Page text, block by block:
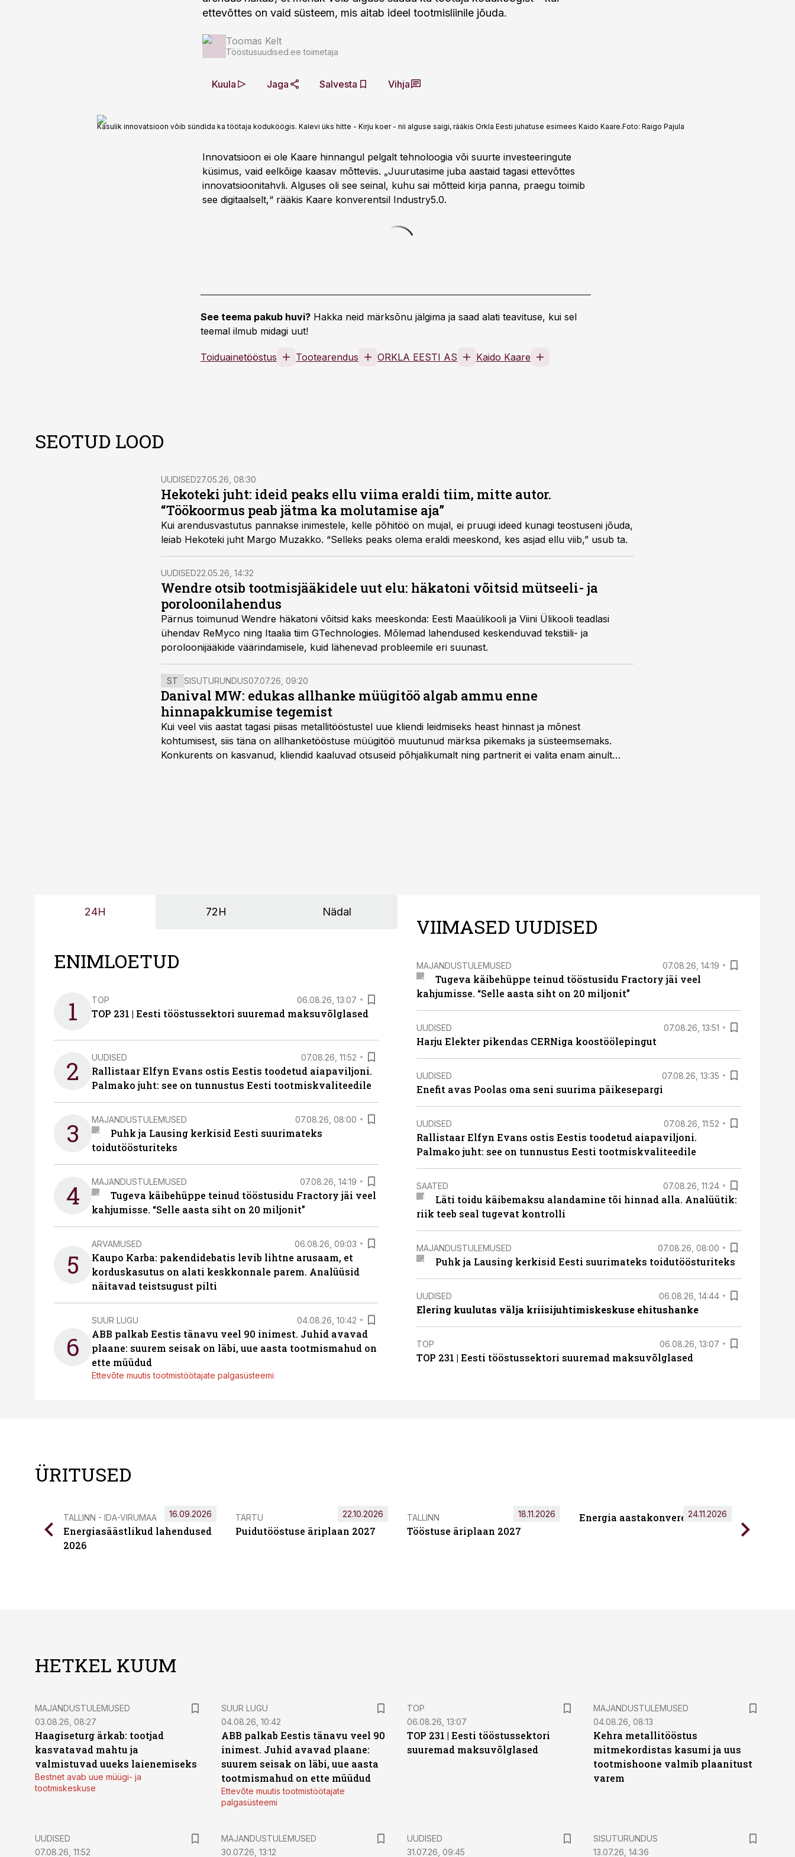
ettevõttes on vaid süsteem, mis aitab ideel tootmisliinile jõuda.
Toomas Kelt
Tööstusuudised.ee toimetaja
Kuula Jaga Salvesta Vihja
Kasulik innovatsioon võib sündida ka töötaja koduköögis. Kalevi üks hitte - Kirju koer - nii alguse saigi, rääkis Orkla Eesti juhatuse esimees Kaido Kaare.Foto: Raigo Pajula
Innovatsioon ei ole Kaare hinnangul pelgalt tehnoloogia või suurte investeeringute
küsimus, vaid eelkõige kaasav mõtteviis. „Juurutasime juba aastaid tagasi ettevõttes
innovatsioonitahvli. Alguses oli see seinal, kuhu sai mõtteid kirja panna, praegu toimib
see digitaalselt,“ rääkis Kaare konverentsil Industry5.0.
See teema pakub huvi? Hakka neid märksõnu jälgima ja saad alati teavituse, kui sel
teemal ilmub midagi uut!
Toiduainetööstus Tootearendus ORKLA EESTI AS Kaido Kaare
SEOTUD LOOD
UUDISED27.05.26, 08:30
Hekoteki juht: ideid peaks ellu viima eraldi tiim, mitte autor.
“Töökoormus peab jätma ka molutamise aja”
Kui arendusvastutus pannakse inimestele, kelle põhitöö on mujal, ei pruugi ideed kunagi teostuseni jõuda,
leiab Hekoteki juht Margo Muzakko. “Selleks peaks olema eraldi meeskond, kes asjad ellu viib,” usub ta.
UUDISED22.05.26, 14:32
Wendre otsib tootmisjääkidele uut elu: häkatoni võitsid mütseeli- ja
poroloonilahendus
Pärnus toimunud Wendre häkatoni võitsid kaks meeskonda: Eesti Maaülikooli ja Viini Ülikooli teadlasi
ühendav ReMyco ning Itaalia tiim GTechnologies. Mõlemad lahendused keskenduvad tekstiili- ja
poroloonijääkide väärindamisele, kuid lähenevad probleemile eri suunast.
ST SISUTURUNDUS07.07.26, 09:20
Danival MW: edukas allhanke müügitöö algab ammu enne
hinnapakkumise tegemist
Kui veel viis aastat tagasi piisas metallitööstustel uue kliendi leidmiseks heast hinnast ja mõnest
kohtumisest, siis täna on allhanketööstuse müügitöö muutunud märksa pikemaks ja süsteemsemaks.
Konkurents on kasvanud, kliendid kaaluvad otsuseid põhjalikumalt ning partnerit ei valita enam ainult
24H 72H Nädal
ENIMLOETUD
1 TOP 06.08.26, 13:07
TOP 231 | Eesti tööstussektori suuremad maksuvõlglased
2 UUDISED 07.08.26, 11:52
Rallistaar Elfyn Evans ostis Eestis toodetud aiapaviljoni.
Palmako juht: see on tunnustus Eesti tootmiskvaliteedile
3 MAJANDUSTULEMUSED 07.08.26, 08:00
Puhk ja Lausing kerkisid Eesti suurimateks
toidutöösturiteks
4 MAJANDUSTULEMUSED 07.08.26, 14:19
Tugeva käibehüppe teinud tööstusidu Fractory jäi veel
kahjumisse. “Selle aasta siht on 20 miljonit”
5
ARVAMUSED 06.08.26, 09:03
Kaupo Karba: pakendidebatis levib lihtne arusaam, et
korduskasutus on alati keskkonnale parem. Analüüsid
näitavad teistsugust pilti
6
SUUR LUGU 04.08.26, 10:42
ABB palkab Eestis tänavu veel 90 inimest. Juhid avavad
plaane: suurem seisak on läbi, uue aasta tootmismahud on
ette müüdud
Ettevõte muutis tootmistöötajate palgasüsteemi
VIIMASED UUDISED
MAJANDUSTULEMUSED 07.08.26, 14:19
Tugeva käibehüppe teinud tööstusidu Fractory jäi veel
kahjumisse. “Selle aasta siht on 20 miljonit”
UUDISED 07.08.26, 13:51
Harju Elekter pikendas CERNiga koostöölepingut
UUDISED 07.08.26, 13:35
Enefit avas Poolas oma seni suurima päikesepargi
UUDISED 07.08.26, 11:52
Rallistaar Elfyn Evans ostis Eestis toodetud aiapaviljoni.
Palmako juht: see on tunnustus Eesti tootmiskvaliteedile
SAATED 07.08.26, 11:24
Läti toidu käibemaksu alandamine tõi hinnad alla. Analüütik:
riik teeb seal tugevat kontrolli
MAJANDUSTULEMUSED 07.08.26, 08:00
Puhk ja Lausing kerkisid Eesti suurimateks toidutöösturiteks
UUDISED 06.08.26, 14:44
Elering kuulutas välja kriisijuhtimiskeskuse ehitushanke
TOP 06.08.26, 13:07
TOP 231 | Eesti tööstussektori suuremad maksuvõlglased
ÜRITUSED
TALLINN - IDA-VIRUMAA
Energiasäästlikud lahendused
2026
16.09.2026 TARTU
Puidutööstuse äriplaan 2027
22.10.2026 TALLINN
Tööstuse äriplaan 2027
18.11.2026 Energia aastakonverents 2026
24.11.2026
HETKEL KUUM
MAJANDUSTULEMUSED
03.08.26, 08:27
Haagiseturg ärkab: tootjad
kasvatavad mahtu ja
valmistuvad uueks laienemiseks
Bestnet avab uue müügi- ja
tootmiskeskuse
SUUR LUGU
04.08.26, 10:42
ABB palkab Eestis tänavu veel 90
inimest. Juhid avavad plaane:
suurem seisak on läbi, uue aasta
tootmismahud on ette müüdud
Ettevõte muutis tootmistöötajate
palgasüsteemi
TOP
06.08.26, 13:07
TOP 231 | Eesti tööstussektori
suuremad maksuvõlglased
MAJANDUSTULEMUSED
04.08.26, 08:13
Kehra metallitööstus
mitmekordistas kasumi ja uus
tootmishoone valmib plaanitust
varem
UUDISED
07.08.26, 11:52
MAJANDUSTULEMUSED
30.07.26, 13:12
UUDISED
31.07.26, 09:45
ST
SISUTURUNDUS
13.07.26, 14:36